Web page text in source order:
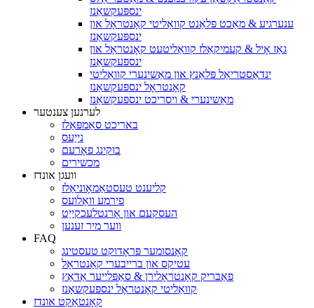
ינספּעקשאַנז
ענערגיע & מאַכט פּלאַנט קוואַליטי קאָנטראָל און
ינספּעקשאַנז
גאַז אָיל & קעמיקאַלז קוואַליטעט קאָנטראָל און
ינספּעקשאַנז
ינדאַסטריאַל פּלאַנץ און מאַשינערי קוואַליטי
קאָנטראָל ינספּעקשאַנז
מאַשינערי & ויסריכט ינספּעקשאַנז
לערנען צענטער
באריכט סאַמפּאַלז
נייַעס
בוקינג פאָרעם
מכשירים
וועגן אונדז
קליענט טעסטאַמאָוניאַלז
פירמע וואַלועס
העסקעם און אָרנטלעכקייַט
ווער מיר זענען
FAQ
קאָנסומער פּראָדוקט טעסטינג
עטיקס און ברייבערי קאָנטראָל
פאַבריק קאָנטראָלירן & סאַפּלייער אַדאַץ
קוואַליטי קאָנטראָל ינספּעקשאַנז
קאָנטאַקט אונדז